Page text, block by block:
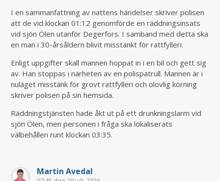
I en sammanfattning av nattens händelser skriver polisen
att de vid klockan 01:12 genomförde en räddningsinsats
vid sjön Ölen utanför Degerfors. I samband med detta ska
en man i 30-årsåldern blivit misstänkt för rattfylleri.
Enligt uppgifter skall mannen hoppat in i en bil och gett sig
av. Han stoppas i närheten av en polispatrull. Mannen är i
nuläget misstänk för grovt rattfylleri och olovlig körning
skriver polisen på sin hemsida.
Räddningstjänsten hade åkt ut på ett drunkningslarm vid
sjön Ölen, men personen i fråga ska lokaliserats
välbehållen runt klockan 03:35.
Martin Avedal